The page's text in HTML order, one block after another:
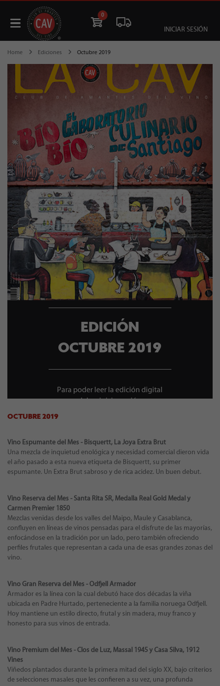
0
INICIAR SESIÓN
Home Ediciones Octubre 2019
EDICIÓN
OCTUBRE 2019
Para poder leer la edición digital
debes iniciar sesión
OCTUBRE 2019
Vino Espumante del Mes - Bisquertt, La Joya Extra Brut
Una mezcla de inquietud enológica y necesidad comercial dieron vida
el año pasado a esta nueva etiqueta de Bisquertt, su primer
espumante. Un Extra Brut sabroso y de rica acidez. Un buen debut.
Vino Reserva del Mes - Santa Rita SR, Medalla Real Gold Medal y
Carmen Premier 1850
Mezclas venidas desde los valles del Maipo, Maule y Casablanca,
confluyen en líneas de vinos pensadas para el disfrute de las mayorías,
enfocándose en la tradición por un lado, pero también ofreciendo
perfiles frutales que representan a cada una de esas grandes zonas del
vino.
Vino Gran Reserva del Mes - Odfjell Armador
Armador es la línea con la cual debutó hace dos décadas la viña
ubicada en Padre Hurtado, perteneciente a la familia noruega Odfjell.
Hoy mantiene un estilo directo, frutal y sin madera, muy franco y
honesto para sus vinos de entrada.
Vino Premium del Mes - Clos de Luz, Massal 1945 y Casa Silva, 1912
Vines
Viñedos plantados durante la primera mitad del siglo XX, bajo criterios
de selecciones masales que les confieren a su vez, una profunda